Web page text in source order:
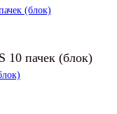
(блок)